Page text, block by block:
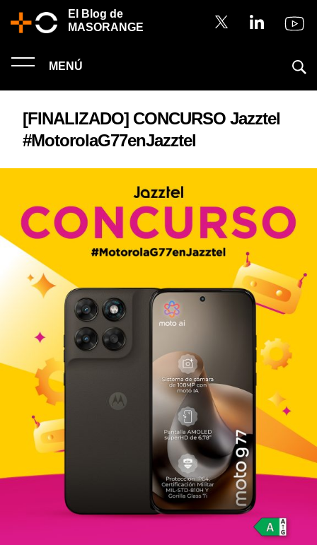
El Blog de
MASORANGE
MENÚ
[FINALIZADO] CONCURSO Jazztel
#MotorolaG77enJazztel